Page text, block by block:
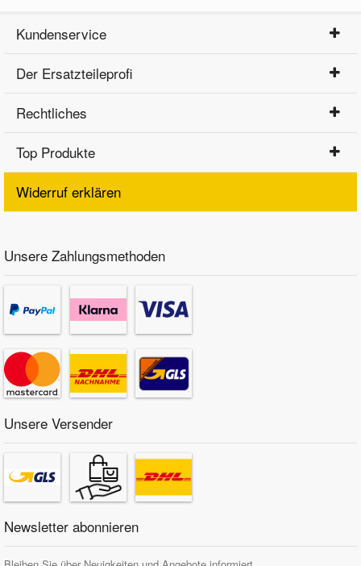
Kundenservice
Der Ersatzteileprofi
Rechtliches
Top Produkte
Widerruf erklären
Unsere Zahlungsmethoden
Unsere Versender
Newsletter abonnieren